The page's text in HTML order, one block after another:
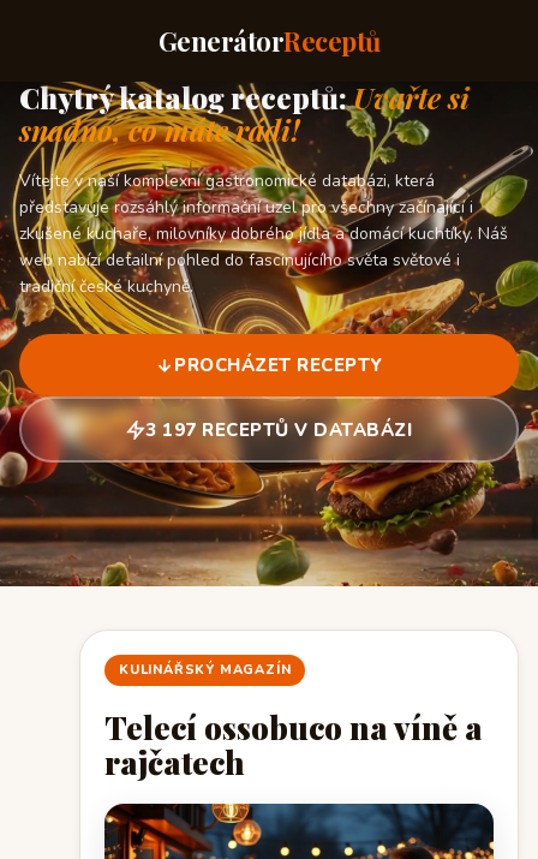
GenerátorReceptů
Chytrý katalog receptů:Uvařte si
snadno, co máte rádi!
Vítejte v naší komplexní gastronomické databázi, která
představuje rozsáhlý informační uzel pro všechny začínající i
zkušené kuchaře, milovníky dobrého jídla a domácí kuchtíky. Náš
web nabízí detailní pohled do fascinujícího světa světové i
tradiční české kuchyně.
PROCHÁZET RECEPTY
3 197 RECEPTŮ V DATABÁZI
KULINÁŘSKÝ MAGAZÍN
Telecí ossobuco na víně a
rajčatech